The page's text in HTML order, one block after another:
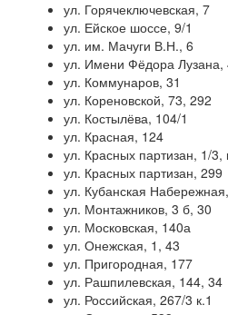
ул. Горячеключевская, 7
ул. Ейское шоссе, 9/1
ул. им. Мачуги В.Н., 6
ул. Имени Фёдора Лузана,
ул. Коммунаров, 31
ул. Кореновской, 73, 292
ул. Костылёва, 104/1
ул. Красная, 124
ул. Красных партизан, 1/3,
ул. Красных партизан, 299
ул. Кубанская
ул. Монтажников, 3 б, 30
ул. Московская, 140а
ул. Онежская, 1, 43
ул. Пригородная, 177
ул. Рашпилевская, 144, 34
ул. Российская, 267/3 к.1